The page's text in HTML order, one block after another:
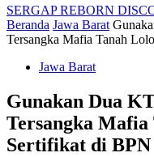
SERGAP REBORN
Beranda Jawa Barat
Tersangka Mafia Tanah
Jawa Barat
Gunakan Dua
Tersangka Mafia
Sertifikat di